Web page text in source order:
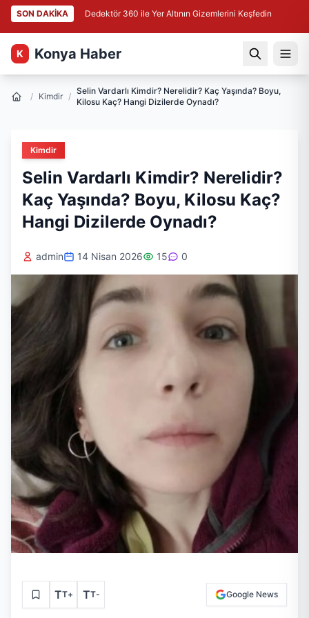
SON DAKİKA Dedektör 360 ile Yer Altının Gizemlerini Keşfedin
K Konya Haber
/ Kimdir /
Selin Vardarlı Kimdir? Nerelidir? Kaç Yaşında? Boyu,
Kilosu Kaç? Hangi Dizilerde Oynadı?
Kimdir
Selin Vardarlı Kimdir? Nerelidir?
Kaç Yaşında? Boyu, Kilosu Kaç?
Hangi Dizilerde Oynadı?
admin 14 Nisan 2026 15 0
TT+ TT- Google News